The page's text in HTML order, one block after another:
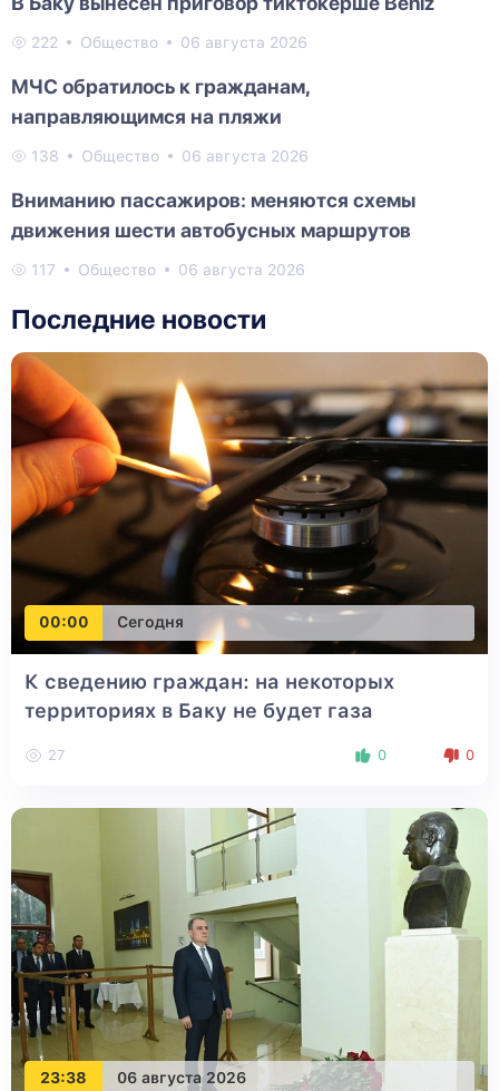
222 Общество 06 августа 2026
МЧС обратилось к гражданам,
направляющимся на пляжи
138 Общество 06 августа 2026
Вниманию пассажиров: меняются схемы
движения шести автобусных маршрутов
117 Общество 06 августа 2026
Последние новости
00:00 Сегодня
К сведению граждан: на некоторых
территориях в Баку не будет газа
27 0 0
23:38 06 августа 2026